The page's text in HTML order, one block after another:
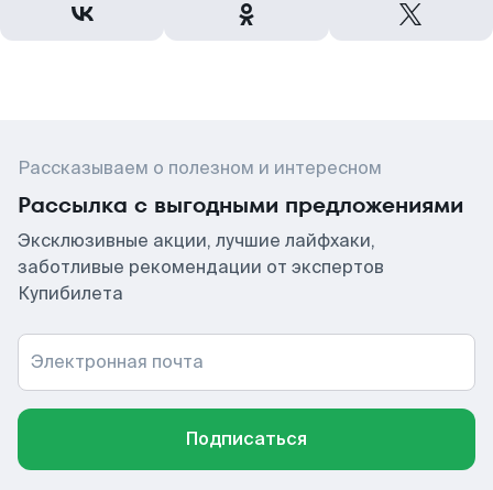
Рассказываем о полезном и интересном
Рассылка с выгодными предложениями
Эксклюзивные акции, лучшие лайфхаки,
заботливые рекомендации от экспертов
Купибилета
Электронная почта
Подписаться